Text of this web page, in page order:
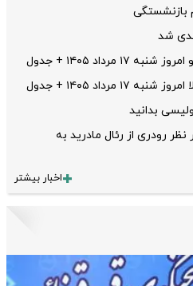
بازنشستگی
جدی شد
مرداد ۱۴۰۵ + جدول
۱۴۰۵ + جدول
بدانید
رودری از رئال مادرید به
اخبار بیشتر